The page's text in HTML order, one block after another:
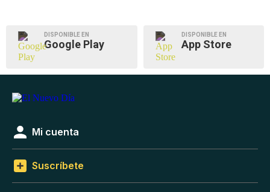
DISPONIBLE EN
Google Play
DISPONIBLE EN
App Store
Mi cuenta
Suscríbete